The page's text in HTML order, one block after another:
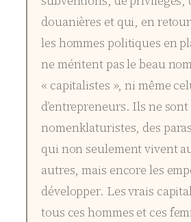
douanières et qui, en
les hommes politiques en
ne méritent pas le beau
« capitalistes », ni même
d’entrepreneurs. Ils ne sont
nomenklaturistes, des
qui non seulement vivent
autres, mais encore les
développer. Les vrais
tous ces hommes et ces